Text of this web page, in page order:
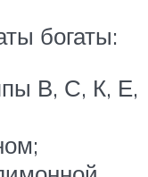
богаты:
В, С, К, Е,